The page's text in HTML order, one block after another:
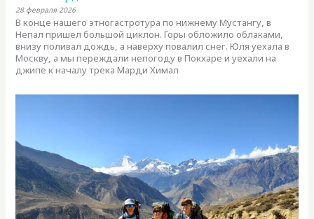
28 февраля 2026
В конце нашего этногастротура по нижнему Мустангу, в
Непал пришел большой циклон. Горы обложило облаками,
внизу поливал дождь, а наверху повалил снег. Юля уехала в
Москву, а мы переждали непогоду в Покхаре и уехали на
джипе к началу трека Марди Химал